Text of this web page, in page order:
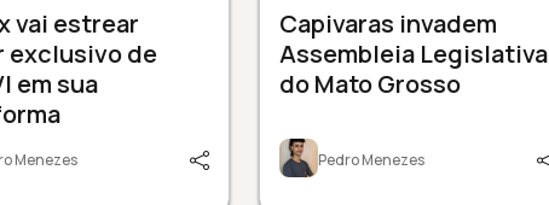
vai estrear
exclusivo de
em sua
Menezes
Capivaras invadem
Assembleia Legislativa
do Mato Grosso
Pedro Menezes